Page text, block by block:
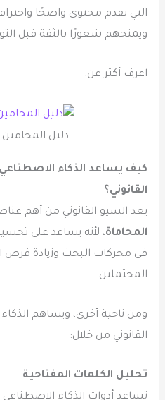
التي تقدم محتوى واضحًا
ويمنحهم شعورًا بالثقة قبل
اعرف أكثر عن:
دليل
كيف يساعد الذكاء
القانوني؟
يعد السيو القانوني من أهم
المحاماة، لأنه يساعد على
في محركات البحث وزيادة فرص
المحتملين.
ومن ناحية أخرى، ويساهم
القانوني من خلال:
تحليل الكلمات المفتاحية
تساعد أدوات الذكاء